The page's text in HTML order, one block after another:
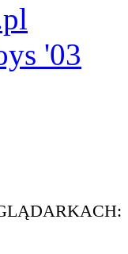
'03